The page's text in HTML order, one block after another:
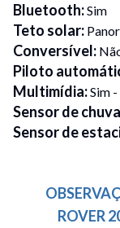
Bluetooth:Sim
Teto solar:
Conversível:
Piloto
Multimídia:Sim
Sensor de chuva
Sensor de
ROVER